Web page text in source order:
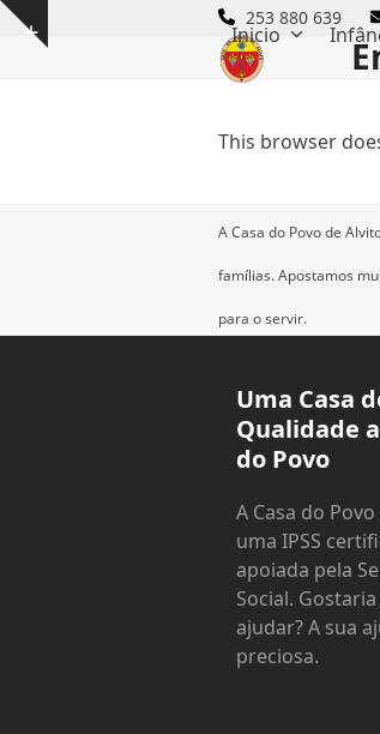
Skip
Show
253 880 639
Inicio
This browser
A Casa do Povo de
famílias.Apostamos
para o servir.
Uma Casa
Qualidade
do Povo
A Casa do
uma IPSS
apoiada pela
Social.
ajudar? A sua
preciosa.